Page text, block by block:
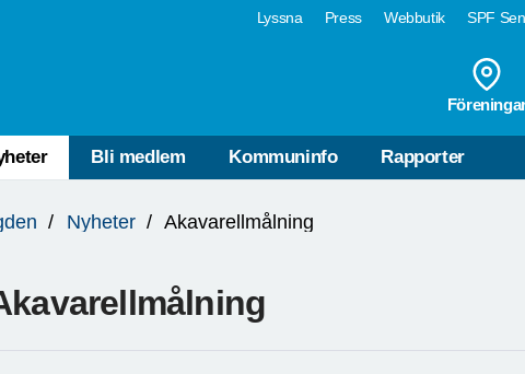
Lyssna Press Webbutik SPF
Bli medlem Kommuninfo Rapporter
Nyheter Akavarellmålning